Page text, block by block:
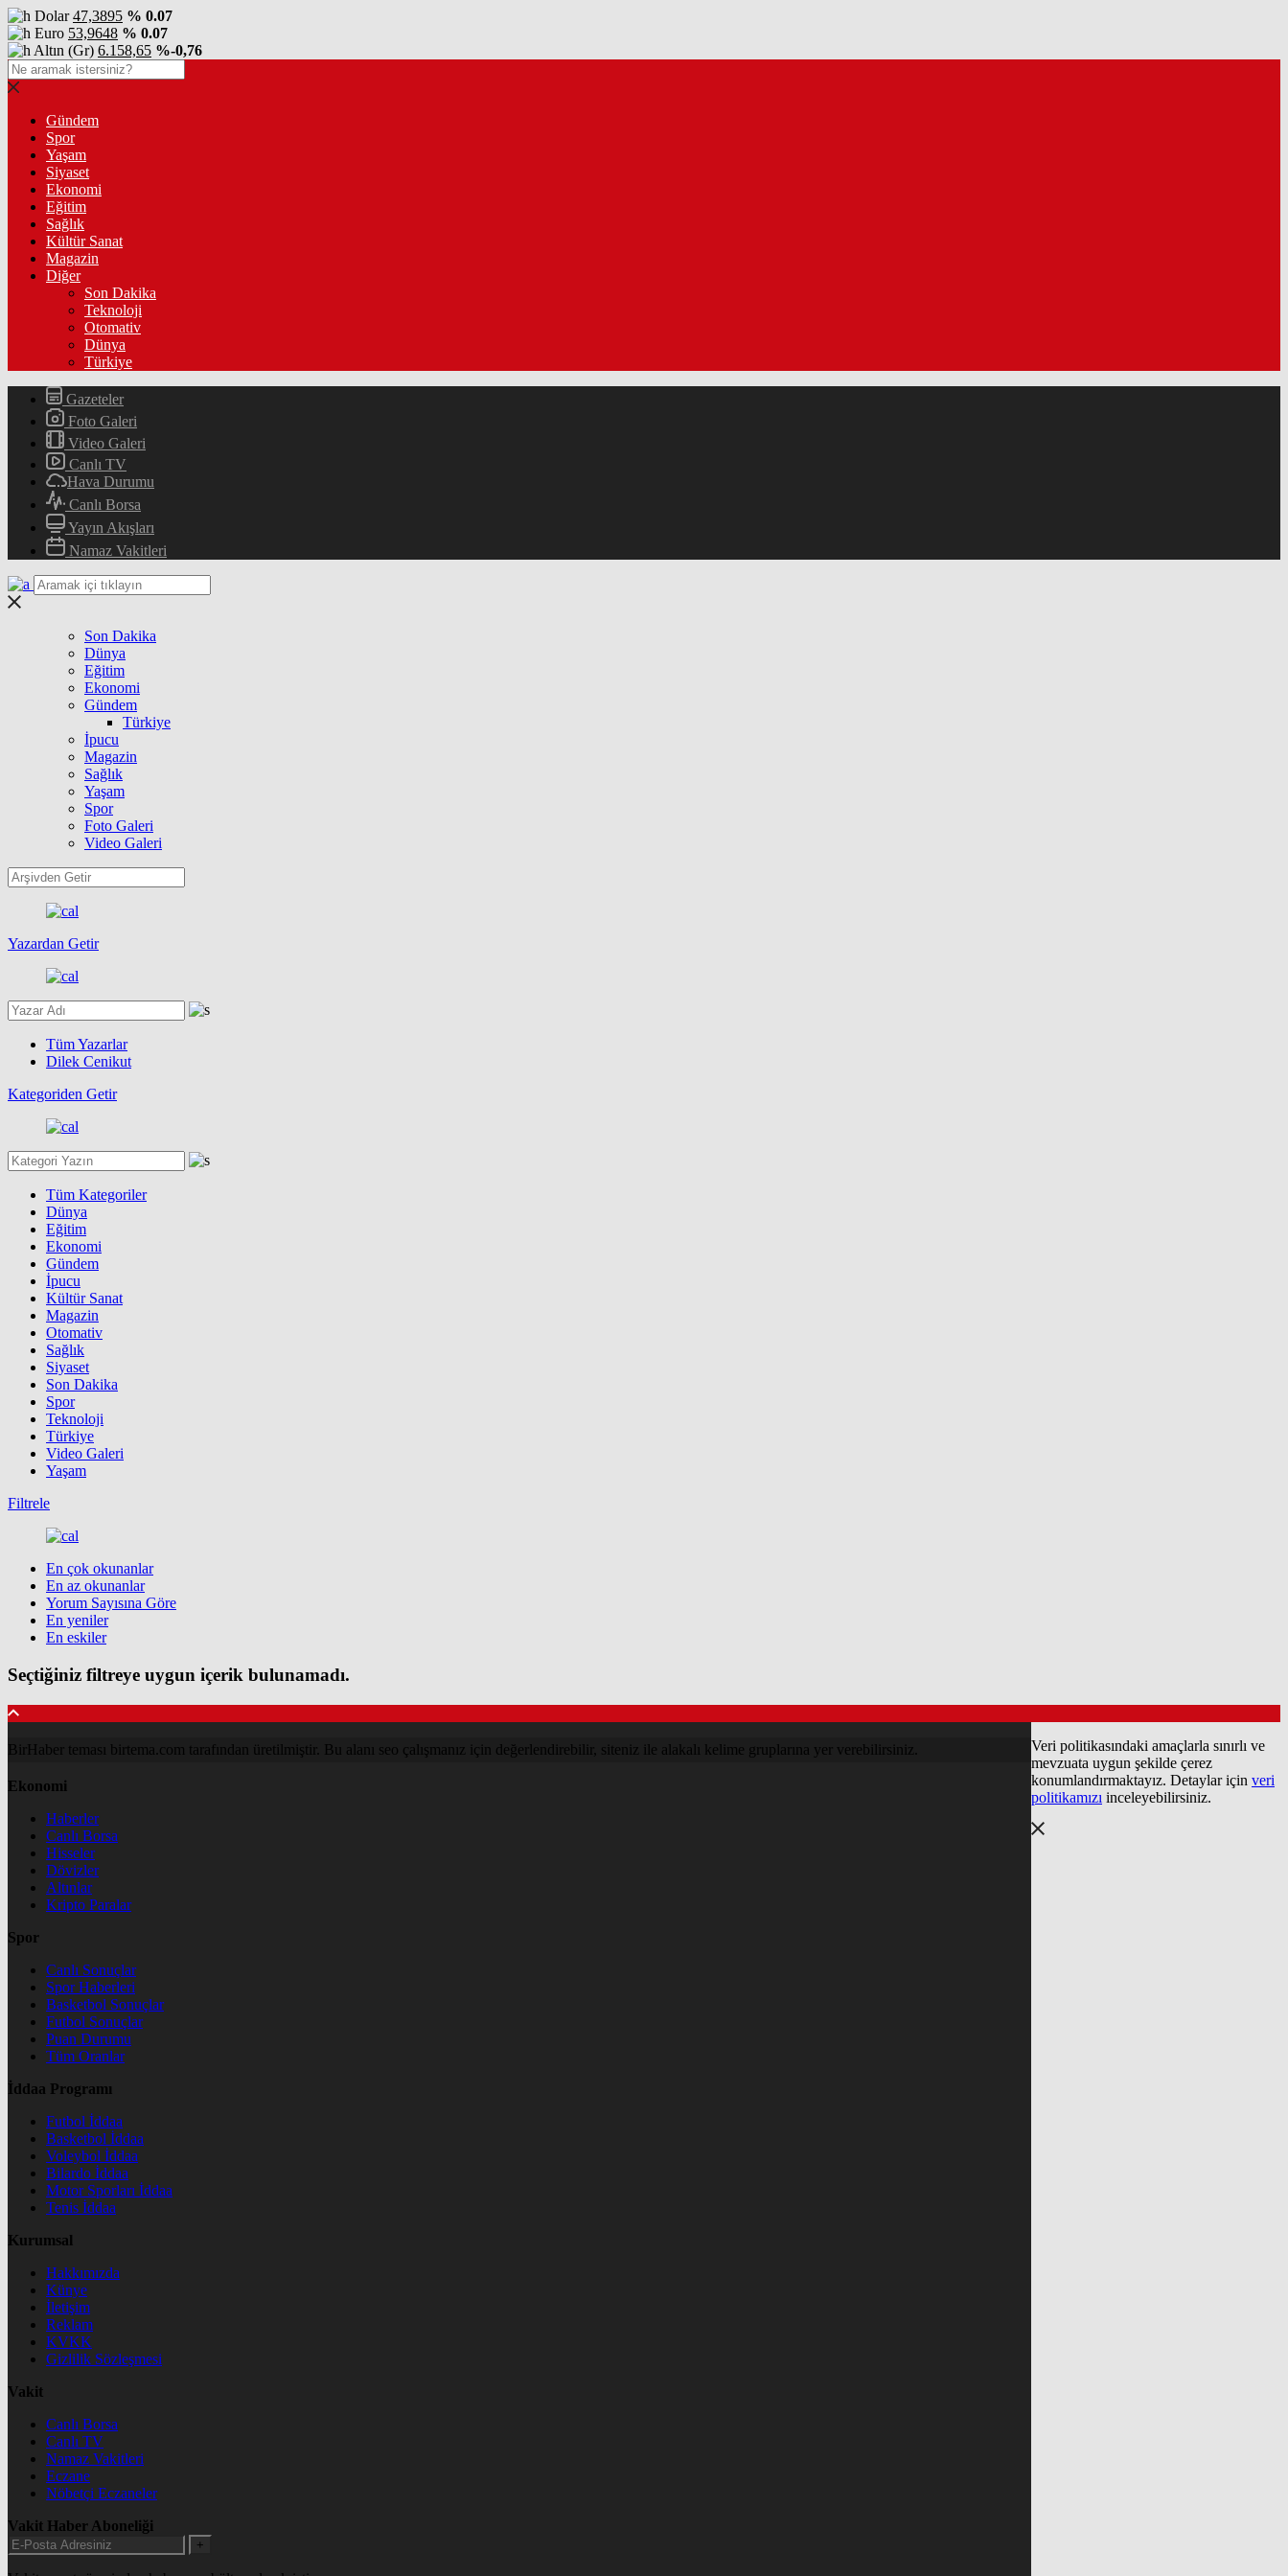
Dolar47,3895 % 0.07
Euro 53,9648 % 0.07
Altın (Gr) 6.158,65 %-0,76
Gündem
Spor
Yaşam
Siyaset
Ekonomi
Eğitim
Sağlık
Kültür Sanat
Magazin
Diğer
Son Dakika
Teknoloji
Otomativ
Dünya
Türkiye
Gazeteler
Foto Galeri
Video Galeri
Canlı TV
Hava Durumu
Canlı Borsa
Yayın Akışları
Namaz Vakitleri
Son Dakika
Dünya
Eğitim
Ekonomi
Gündem
Türkiye
İpucu
Magazin
Sağlık
Yaşam
Spor
Foto Galeri
Video Galeri
Yazardan Getir
Tüm Yazarlar
Dilek Cenikut
Kategoriden Getir
Tüm Kategoriler
Dünya
Eğitim
Ekonomi
Gündem
İpucu
Kültür Sanat
Magazin
Otomativ
Sağlık
Siyaset
Son Dakika
Spor
Teknoloji
Türkiye
Video Galeri
Yaşam
Filtrele
En çok okunanlar
En az okunanlar
Yorum Sayısına Göre
En yeniler
En eskiler
Seçtiğiniz filtreye uygun içerik bulunamadı.
BirHaber teması birtema.com tarafından üretilmiştir. Bu alanı seo çalışmanız için değerlendirebilir, siteniz ile alakalı kelime gruplarına yer verebilirsiniz.
Ekonomi
Haberler
Canlı Borsa
Hisseler
Dövizler
Altınlar
Kripto Paralar
Spor
Canlı Sonuçlar
Spor Haberleri
Basketbol Sonuçlar
Futbol Sonuçlar
Puan Durumu
Tüm Oranlar
İddaa Programı
Futbol İddaa
Basketbol İddaa
Voleybol İddaa
Bilardo İddaa
Motor Sporları İddaa
Tenis İddaa
Kurumsal
Hakkımızda
Künye
İletişim
Reklam
KVKK
Gizlilik Sözleşmesi
Vakit
Canlı Borsa
Canlı TV
Namaz Vakitleri
Eczane
Nöbetçi Eczaneler
Vakit Haber Aboneliği
+
Veri politikasındaki amaçlarla sınırlı ve
mevzuata uygun şekilde çerez
konumlandırmaktayız. Detaylar için veri
politikamızı inceleyebilirsiniz.